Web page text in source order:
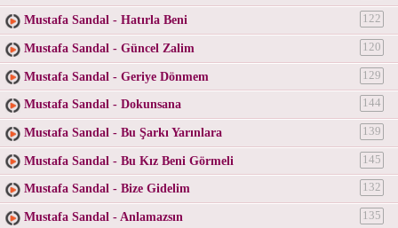
Mustafa Sandal - Hatırla Beni 122
Mustafa Sandal - Güncel Zalim 120
Mustafa Sandal - Geriye Dönmem 129
Mustafa Sandal - Dokunsana 144
Mustafa Sandal - Bu Şarkı Yarınlara 139
Mustafa Sandal - Bu Kız Beni Görmeli 145
Mustafa Sandal - Bize Gidelim 132
Mustafa Sandal - Anlamazsın 135